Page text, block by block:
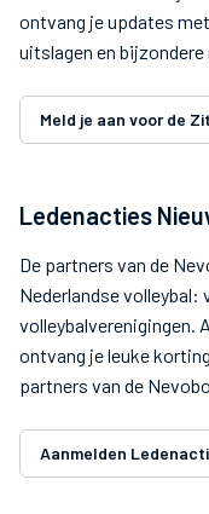
ontvang je updates
uitslagen en
Meld je aan voor de
Ledenacties
De partners van de
Nederlandse volleybal:
volleybalverenigingen.
ontvang je leuke
partners van de Nevobo.
Aanmelden